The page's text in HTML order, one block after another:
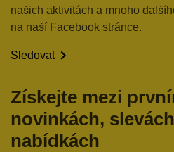
našich aktivitách a mnoho
na naší Facebook stránce.
Sledovat
Získejte mezi
novinkách,
nabídkách